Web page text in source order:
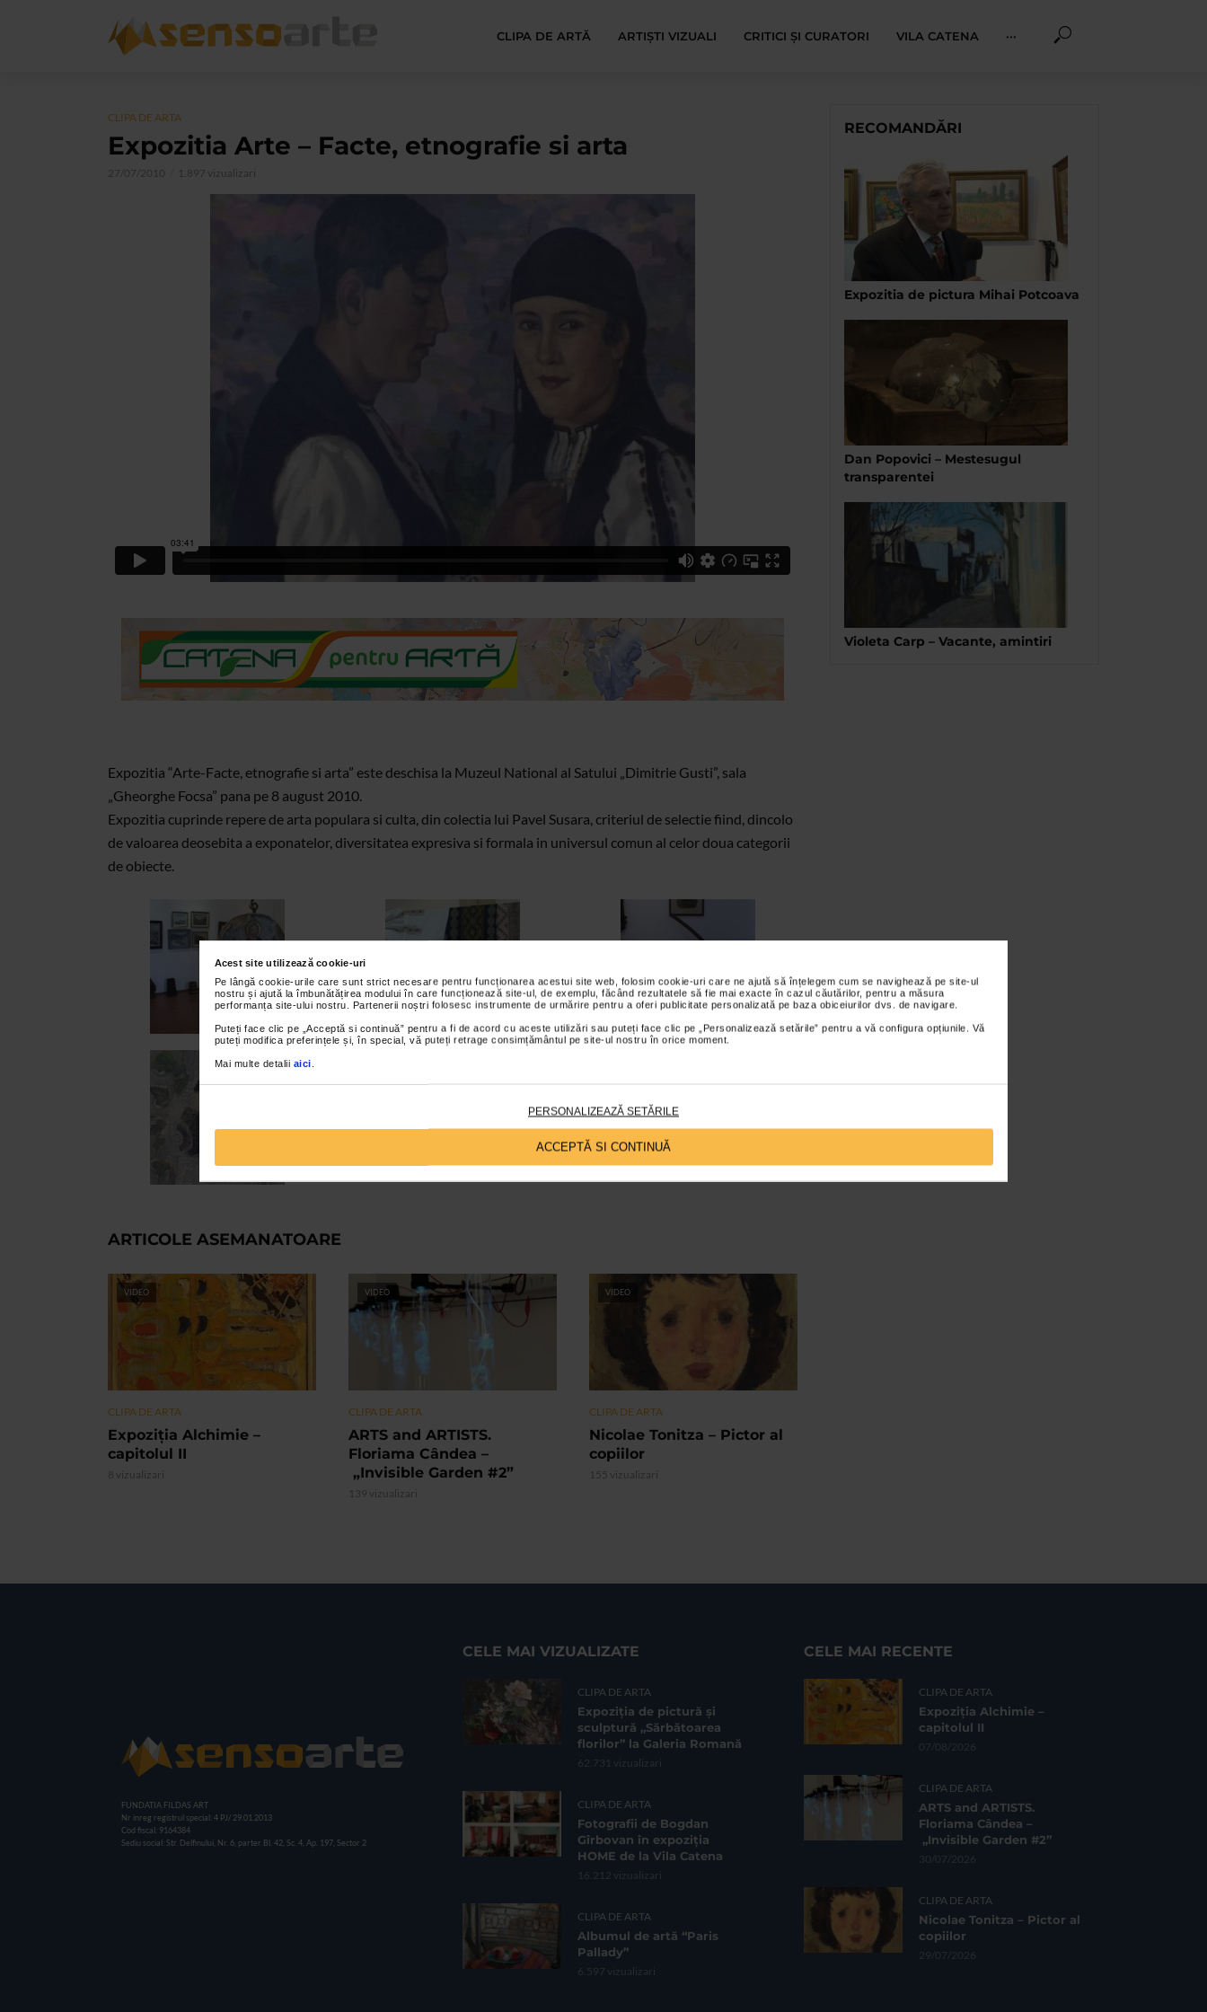
Acest site utilizează cookie-uri
Pe lângă cookie-urile care sunt strict necesare pentru funcționarea acestui site web, folosim cookie-uri care ne ajută să înțelegem cum se navighează pe site-ul
nostru și ajută la îmbunătățirea modului în care funcționează site-ul, de exemplu, făcând rezultatele să fie mai exacte în cazul căutărilor, pentru a măsura
performanța site-ului nostru. Partenerii noștri folosesc instrumente de urmărire pentru a oferi publicitate personalizată pe baza obiceiurilor dvs. de navigare.
Puteți face clic pe „Acceptă si continuă” pentru a fi de acord cu aceste utilizări sau puteți face clic pe „Personalizează setările” pentru a vă configura opțiunile. Vă
puteți modifica preferințele și, în special, vă puteți retrage consimțământul pe site-ul nostru în orice moment.
Mai multe detalii aici
PERSONALIZEAZĂ SETĂRILE
ACCEPTĂ SI CONTINUĂ
CLIPA DE ARTĂ ARTIȘTI VIZUALI CRITICI ȘI CURATORI VILA CATENA ···
CLIPA DE ARTA
Expozitia Arte – Facte, etnografie si arta
27/07/2010 1.897 vizualizari
Expozitia “Arte-Facte, etnografie si arta” este deschisa la Muzeul National al Satului „Dimitrie Gusti”, sala
„Gheorghe Focsa” pana pe 8 august 2010.
Expozitia cuprinde repere de arta populara si culta, din colectia lui Pavel Susara, criteriul de selectie fiind, dincolo
de valoarea deosebita a exponatelor, diversitatea expresiva si formala in universul comun al celor doua categorii
de obiecte.
ARTICOLE ASEMANATOARE
VIDEO
CLIPA DE ARTA
Expoziția Alchimie –
capitolul II
8 vizualizari
VIDEO
CLIPA DE ARTA
ARTS and ARTISTS.
Floriama Cândea –
„Invisible Garden #2”
139 vizualizari
VIDEO
CLIPA DE ARTA
Nicolae Tonitza – Pictor al
copiilor
155 vizualizari
RECOMANDĂRI
Expozitia de pictura Mihai Potcoava
Dan Popovici – Mestesugul
transparentei
Violeta Carp – Vacante, amintiri
FUNDATIA FILDAS ART
Nr inreg registrul special: 4 PJ/ 29.01.2013
Cod fiscal: 9164384
Sediu social: Str. Delfinului, Nr. 6, parter Bl. 42, Sc. 4, Ap. 197, Sector 2
CELE MAI VIZUALIZATE
CLIPA DE ARTA
Expoziția de pictură și
sculptură „Sărbătoarea
florilor” la Galeria Romană
62.731 vizualizari
CLIPA DE ARTA
Fotografii de Bogdan
Gîrbovan în expoziția
HOME de la Vila Catena
16.212 vizualizari
CLIPA DE ARTA
Albumul de artă “Paris
Pallady”
6.597 vizualizari
CELE MAI RECENTE
CLIPA DE ARTA
Expoziția Alchimie –
capitolul II
07/08/2026
CLIPA DE ARTA
ARTS and ARTISTS.
Floriama Cândea –
„Invisible Garden #2”
30/07/2026
CLIPA DE ARTA
Nicolae Tonitza – Pictor al
copiilor
29/07/2026